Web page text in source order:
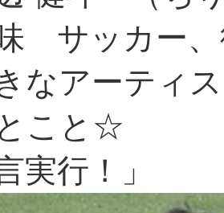
味 サッカー
きなアーティ
こと☆
実行！」